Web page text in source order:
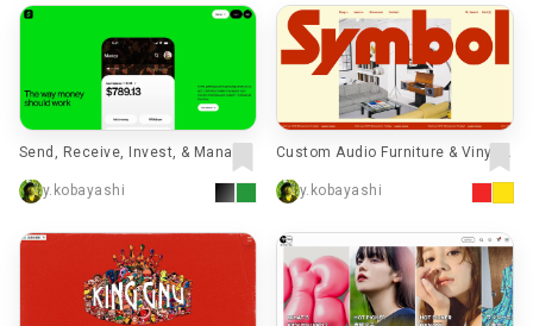
Send, Receive, Invest, & Manage
y.kobayashi
Custom Audio Furniture & Vinyl R
y.kobayashi